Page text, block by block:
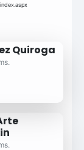
Quiroga